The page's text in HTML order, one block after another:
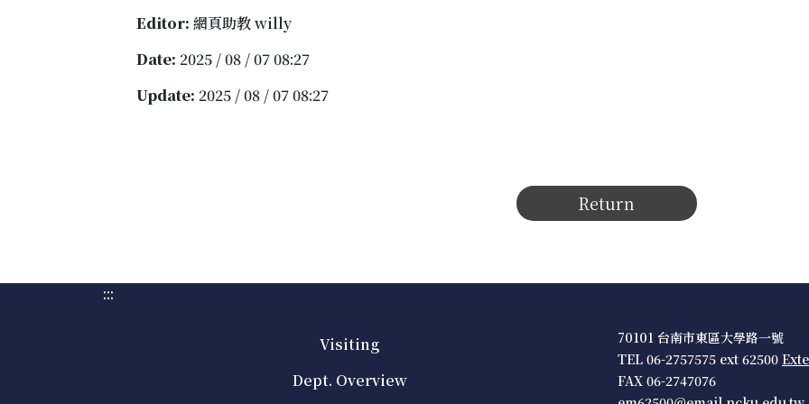
Editor: 網頁助教 willy
Date: 2025 / 08 / 07 08:27
Update: 2025 / 08 / 07 08:27
Return
:::
Visiting
Dept. Overview
70101 台南市東區大學路一號
TEL 06-2757575 ext 62500
FAX 06-2747076